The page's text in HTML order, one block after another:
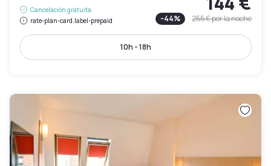
Cancelación gratuita
rate-plan-card.label-prepaid
-44% 255 €por la noche
10h - 18h